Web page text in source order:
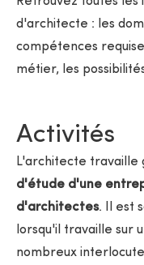
d'architecte : les
compétences
métier, les
Activités
L'architecte travaille
d'étude d'une
d'architectes. Il est
lorsqu'il travaille sur
nombreux